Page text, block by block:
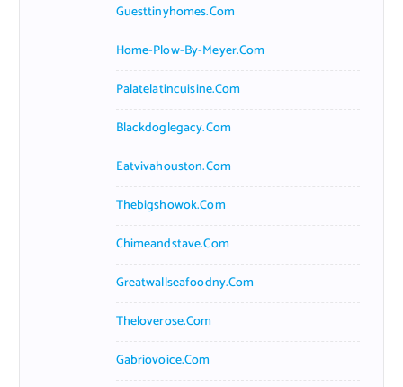
Guesttinyhomes.com
Home-Plow-By-Meyer.com
Palatelatincuisine.com
Blackdoglegacy.com
Eatvivahouston.com
Thebigshowok.com
Chimeandstave.com
Greatwallseafoodny.com
Theloverose.com
Gabriovoice.com